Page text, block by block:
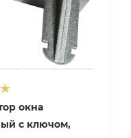
окна
с ключом,